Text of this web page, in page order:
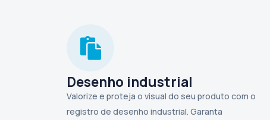
Desenho industrial
Valorize e proteja o visual do seu produto com o
registro de desenho industrial. Garanta